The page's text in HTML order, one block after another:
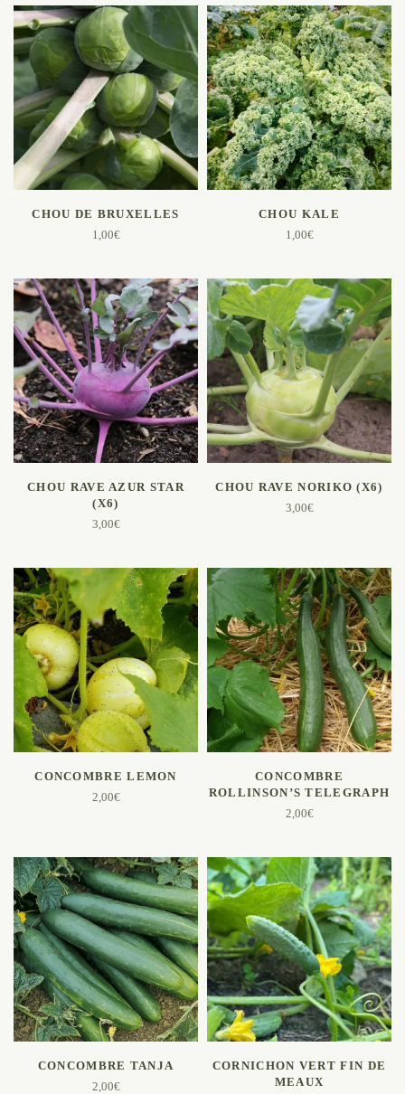
AJOUTER AU PANIER
CHOU DE BRUXELLES
1,00€
AJOUTER AU PANIER
CHOU KALE
1,00€
AJOUTER AU PANIER
CHOU RAVE AZUR STAR
(X6)
3,00€
AJOUTER AU PANIER
CHOU RAVE NORIKO (X6)
3,00€
AJOUTER AU PANIER
CONCOMBRE LEMON
2,00€
AJOUTER AU PANIER
CONCOMBRE
ROLLINSON’S TELEGRAPH
2,00€
AJOUTER AU PANIER
CONCOMBRE TANJA
2,00€
AJOUTER AU PANIER
CORNICHON VERT FIN DE
MEAUX